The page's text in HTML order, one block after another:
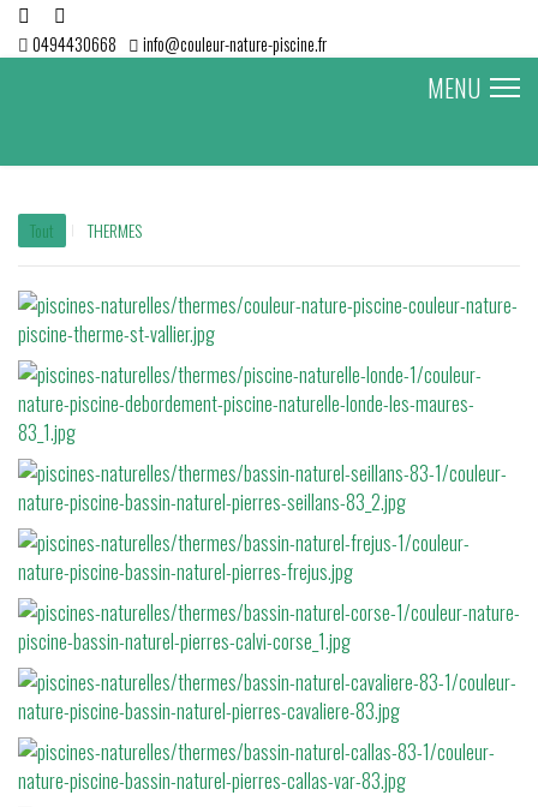
0494430668 info@couleur-nature-piscine.fr
MENU
Tout THERMES